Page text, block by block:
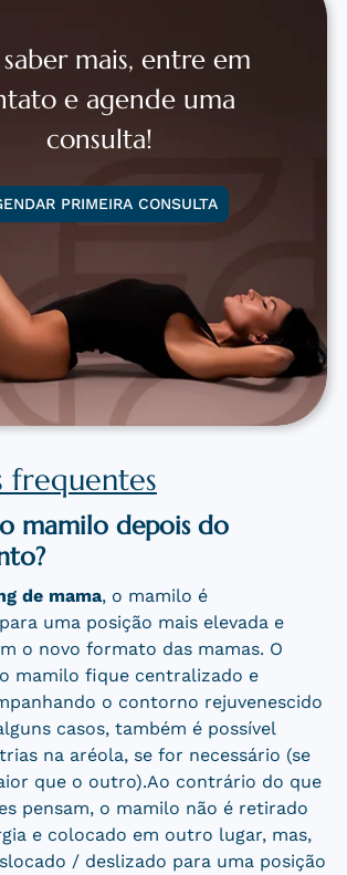
saber mais, entre em
e agende uma
consulta!
PRIMEIRA CONSULTA
frequentes
mamilo depois do
de mama, o mamilo é
uma posição mais elevada e
o novo formato das mamas. O
mamilo fique centralizado e
o contorno rejuvenescido
casos, também é possível
na aréola, se for necessário (se
que o outro).Ao contrário do que
pensam, o mamilo não é retirado
e colocado em outro lugar, mas,
/ deslizado para uma posição